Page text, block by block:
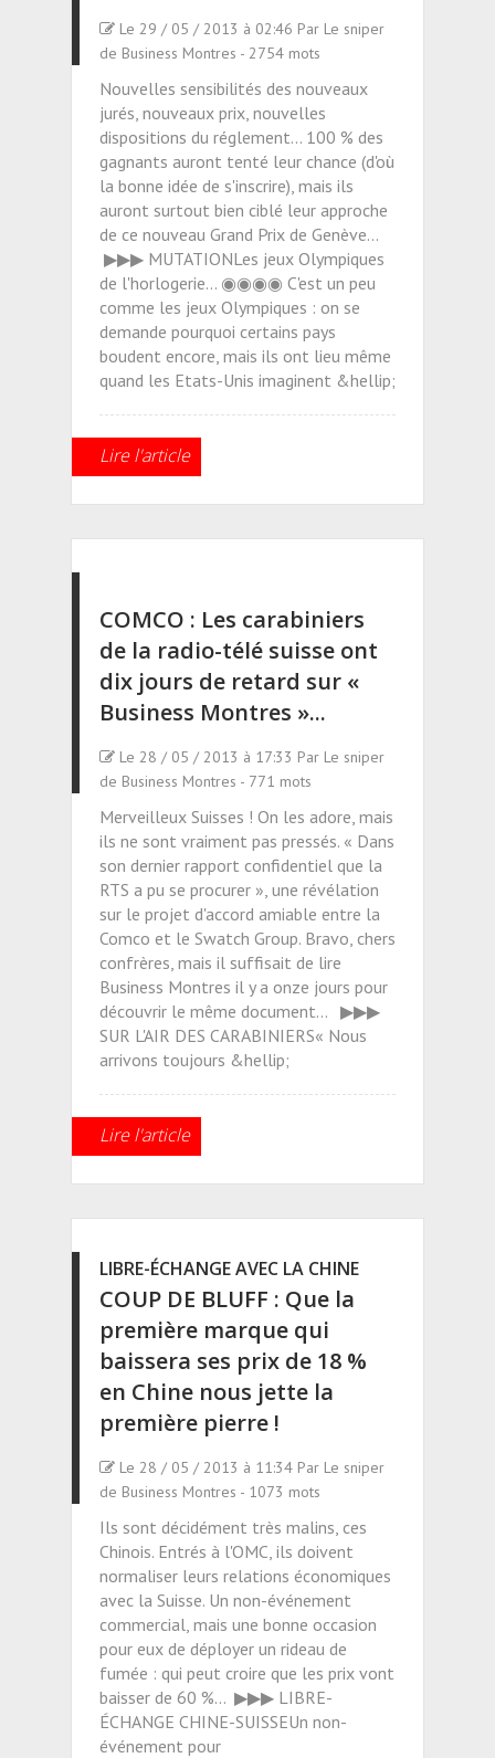
Le 29 / 05 / 2013 à 02:46 Par Le sniper
de Business Montres - 2754 mots
Nouvelles sensibilités des nouveaux
jurés, nouveaux prix, nouvelles
dispositions du réglement... 100 % des
gagnants auront tenté leur chance (d'où
la bonne idée de s'inscrire), mais ils
auront surtout bien ciblé leur approche
de ce nouveau Grand Prix de Genève...
▶▶▶ MUTATIONLes jeux Olympiques
de l'horlogerie... ◉◉◉◉ C'est un peu
comme les jeux Olympiques : on se
demande pourquoi certains pays
boudent encore, mais ils ont lieu même
quand les Etats-Unis imaginent &hellip;
Lire l'article
COMCO : Les carabiniers
de la radio-télé suisse ont
dix jours de retard sur «
Business Montres »...
Le 28 / 05 / 2013 à 17:33 Par Le sniper
de Business Montres - 771 mots
Merveilleux Suisses ! On les adore, mais
ils ne sont vraiment pas pressés. « Dans
son dernier rapport confidentiel que la
RTS a pu se procurer », une révélation
sur le projet d'accord amiable entre la
Comco et le Swatch Group. Bravo, chers
confrères, mais il suffisait de lire
Business Montres il y a onze jours pour
découvrir le même document... ▶▶▶
SUR L'AIR DES CARABINIERS« Nous
arrivons toujours &hellip;
Lire l'article
LIBRE-ÉCHANGE AVEC LA CHINE
COUP DE BLUFF : Que la
première marque qui
baissera ses prix de 18 %
en Chine nous jette la
première pierre !
Le 28 / 05 / 2013 à 11:34 Par Le sniper
de Business Montres - 1073 mots
Ils sont décidément très malins, ces
Chinois. Entrés à l'OMC, ils doivent
normaliser leurs relations économiques
avec la Suisse. Un non-événement
commercial, mais une bonne occasion
pour eux de déployer un rideau de
fumée : qui peut croire que les prix vont
baisser de 60 %... ▶▶▶ LIBRE-
ÉCHANGE CHINE-SUISSEUn non-
événement pour